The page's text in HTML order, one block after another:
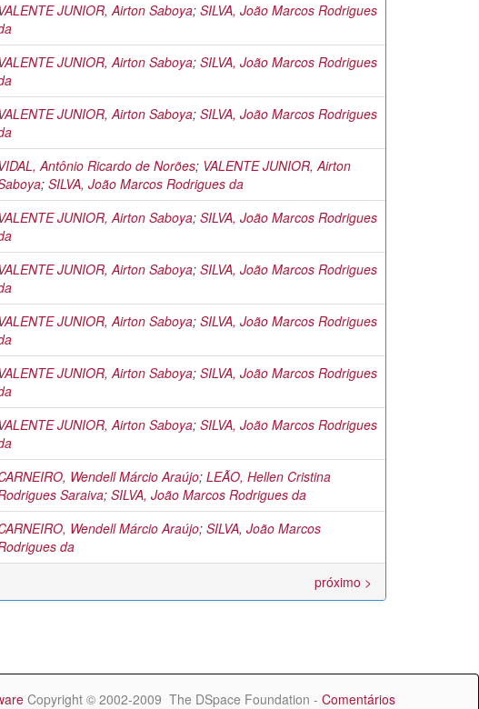
VALENTE JUNIOR, Airton Saboya; SILVA, João Marcos Rodrigues
VALENTE JUNIOR, Airton Saboya; SILVA, João Marcos Rodrigues
VALENTE JUNIOR, Airton Saboya; SILVA, João Marcos Rodrigues
VIDAL, Antônio Ricardo de Norões; VALENTE JUNIOR, Airton
; SILVA, João Marcos Rodrigues da
VALENTE JUNIOR, Airton Saboya; SILVA, João Marcos Rodrigues
VALENTE JUNIOR, Airton Saboya; SILVA, João Marcos Rodrigues
VALENTE JUNIOR, Airton Saboya; SILVA, João Marcos Rodrigues
VALENTE JUNIOR, Airton Saboya; SILVA, João Marcos Rodrigues
VALENTE JUNIOR, Airton Saboya; SILVA, João Marcos Rodrigues
Wendell Márcio Araújo; LEÃO, Hellen Cristina
Saraiva; SILVA, João Marcos Rodrigues da
Wendell Márcio Araújo; SILVA, João Marcos
da
próximo >
Copyright © 2002-2009 The DSpace Foundation - Comentários